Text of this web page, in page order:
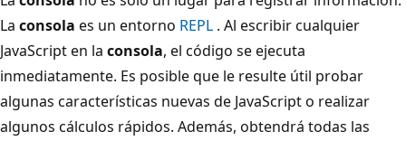
La consola es un entorno REPL . Al escribir cualquier
JavaScript en la consola, el código se ejecuta
inmediatamente. Es posible que le resulte útil probar
algunas características nuevas de JavaScript o realizar
algunos cálculos rápidos. Además, obtendrá todas las